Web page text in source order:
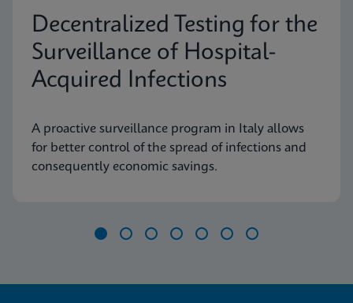
Decentralized Testing for the
Surveillance of Hospital-
Acquired Infections
A proactive surveillance program in Italy allows
for better control of the spread of infections and
consequently economic savings.